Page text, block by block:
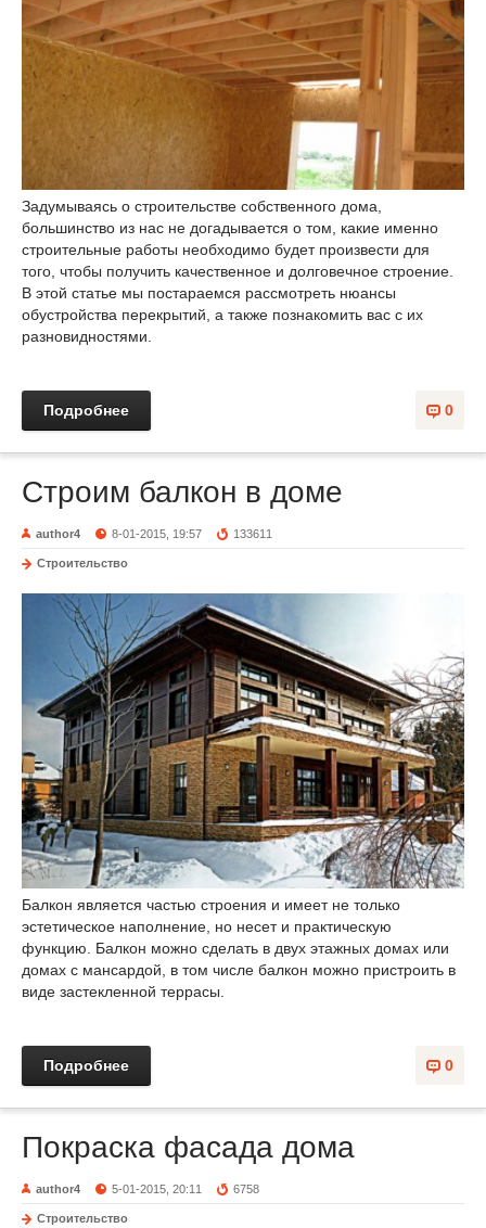
Задумываясь о строительстве собственного дома,
большинство из нас не догадывается о том, какие именно
строительные работы необходимо будет произвести для
того, чтобы получить качественное и долговечное строение.
В этой статье мы постараемся рассмотреть нюансы
обустройства перекрытий, а также познакомить вас с их
разновидностями.
0
Подробнее
Строим балкон в доме
author4 8-01-2015, 19:57 133611
Строительство
Балкон является частью строения и имеет не только
эстетическое наполнение, но несет и практическую
функцию. Балкон можно сделать в двух этажных домах или
домах с мансардой, в том числе балкон можно пристроить в
виде застекленной террасы.
0
Подробнее
Покраска фасада дома
author4 5-01-2015, 20:11 6758
Строительство